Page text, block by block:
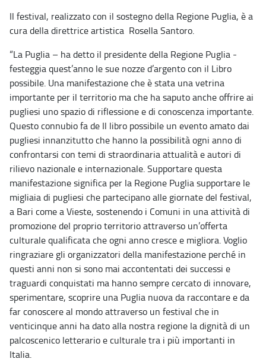
Il festival, realizzato con il sostegno della Regione Puglia, è a
cura della direttrice artistica Rosella Santoro.
“La Puglia – ha detto il presidente della Regione Puglia -
festeggia quest’anno le sue nozze d’argento con il Libro
possibile. Una manifestazione che è stata una vetrina
importante per il territorio ma che ha saputo anche offrire ai
pugliesi uno spazio di riflessione e di conoscenza importante.
Questo connubio fa de Il libro possibile un evento amato dai
pugliesi innanzitutto che hanno la possibilità ogni anno di
confrontarsi con temi di straordinaria attualità e autori di
rilievo nazionale e internazionale. Supportare questa
manifestazione significa per la Regione Puglia supportare le
migliaia di pugliesi che partecipano alle giornate del festival,
a Bari come a Vieste, sostenendo i Comuni in una attività di
promozione del proprio territorio attraverso un’offerta
culturale qualificata che ogni anno cresce e migliora. Voglio
ringraziare gli organizzatori della manifestazione perché in
questi anni non si sono mai accontentati dei successi e
traguardi conquistati ma hanno sempre cercato di innovare,
sperimentare, scoprire una Puglia nuova da raccontare e da
far conoscere al mondo attraverso un festival che in
venticinque anni ha dato alla nostra regione la dignità di un
palcoscenico letterario e culturale tra i più importanti in
Italia.